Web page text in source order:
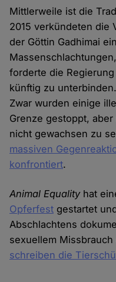
Mittlerweile ist die
2015 verkündeten die
der Göttin Gadhimai
forderte die
künftig zu
Zwar wurden einige
Grenze gestoppt,
nicht gewachsen zu
massiven
konfrontiert.
Animal Equalityhat
Opferfest gestartet
Abschlachtens
sexuellem
schreiben die